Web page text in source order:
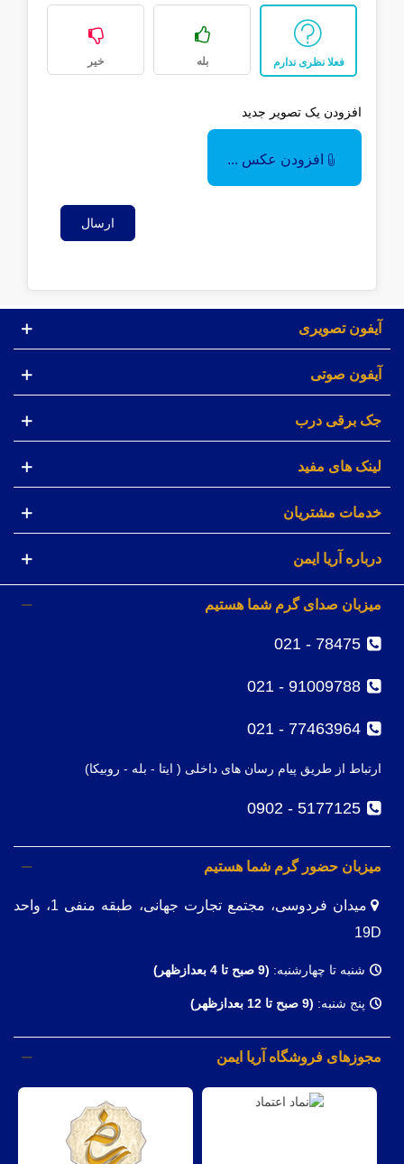
فعلا نظری ندارم بله خیر
افزودن یک تصویر جدید
افزودن عکس ...
ارسال
آیفون تصویری
آیفون صوتی
جک برقی درب
لینک های مفید
خدمات مشتریان
درباره آریا ایمن
میزبان صدای گرم شما هستیم
78475 - 021
91009788 - 021
77463964 - 021
ارتباط از طریق پیام رسان های داخلی ( ایتا - بله - روبیکا)
5177125 - 0902
میزبان حضور گرم شما هستیم
میدان فردوسی، مجتمع تجارت جهانی، طبقه منفی 1، واحد
19D
شنبه تا چهارشنبه: (9 صبح تا 4 بعدازظهر)
پنج شنبه: (9 صبح تا 12 بعدازظهر)
مجوزهای فروشگاه آریا ایمن